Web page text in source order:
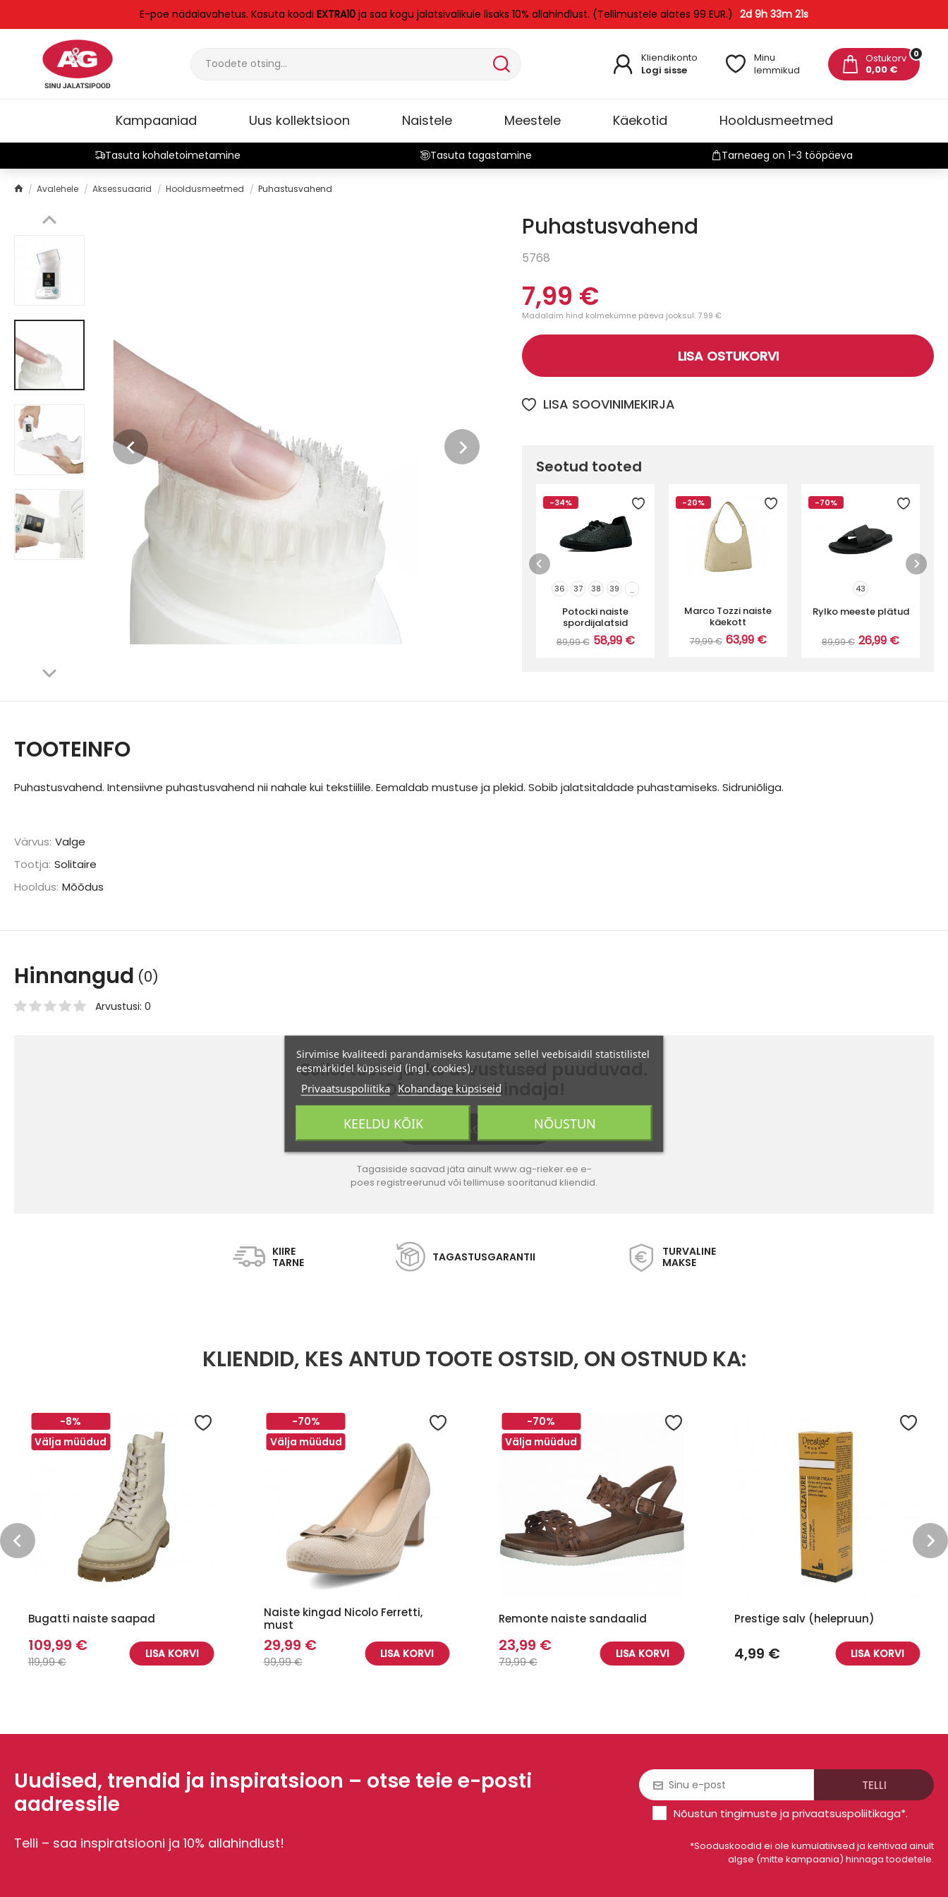
E-poe nädalavahetus. Kasuta koodi EXTRA10 ja saa kogu jalatsivalikule lisaks 10% allahindlust. (Tellimustele alates 99 EUR.) 2d 9h 33m 21s
Kliendikonto
Logi sisse
Minu
lemmikud
0
Ostukorv
0,00 €
Kampaaniad Uus kollektsioon Naistele Meestele Käekotid Hooldusmeetmed
Tasuta kohaletoimetamine Tasuta tagastamine Tarneaeg on 1-3 tööpäeva
Avalehele Aksessuaarid Hooldusmeetmed Puhastusvahend
Puhastusvahend
5768
7,99 €
Madalaim hind kolmekümne päeva jooksul: 7.99 €
LISA OSTUKORVI
LISA SOOVINIMEKIRJA
Seotud tooted
-34%
36 37 38 39 ...
Potocki naiste
spordijalatsid
89,99 € 58,99 €
-20%
Marco Tozzi naiste
käekott
79,99 € 63,99 €
-70%
43
Rylko meeste plätud
89,99 € 26,99 €
TOOTEINFO
Puhastusvahend. Intensiivne puhastusvahend nii nahale kui tekstiilile. Eemaldab mustuse ja plekid. Sobib jalatsitaldade puhastamiseks. Sidruniõliga.
Värvus: Valge
Tootja: Solitaire
Hooldus: Mõõdus
Hinnangud (0)
Arvustusi: 0
Sellel toote jaoks arvustused puuduvad.
Ole esimene hindaja!
Tagasiside saavad jäta ainult www.ag-rieker.ee e-
poes registreerunud või tellimuse sooritanud kliendid.
KIIRE
TARNE
TAGASTUSGARANTII
TURVALINE
MAKSE
KLIENDID, KES ANTUD TOOTE OSTSID, ON OSTNUD KA:
-8%
Välja müüdud
Bugatti naiste saapad
109,99 €
119,99 €
LISA KORVI
-70%
Välja müüdud
Naiste kingad Nicolo Ferretti,
must
29,99 €
99,99 €
LISA KORVI
-70%
Välja müüdud
Remonte naiste sandaalid
23,99 €
79,99 €
LISA KORVI
Prestige salv (helepruun)
4,99 € LISA KORVI
Uudised, trendid ja inspiratsioon – otse teie e-posti
aadressile
Telli – saa inspiratsiooni ja 10% allahindlust!
Nõustun tingimuste japrivaatsuspoliitikaga*.
*Sooduskoodid ei ole kumulatiivsed ja kehtivad ainult
algse (mitte kampaania) hinnaga toodetele.
Sirvimise kvaliteedi parandamiseks kasutame sellel veebisaidil statistilistel
eesmärkidel küpsiseid (ingl. cookies).
Privaatsuspoliitika Kohandage küpsiseid
KEELDU KÕIK NÕUSTUN